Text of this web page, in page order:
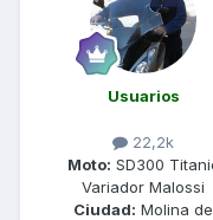
Usuarios
22,2k
Moto: SD300
Variador Malossi
Ciudad: Molina de